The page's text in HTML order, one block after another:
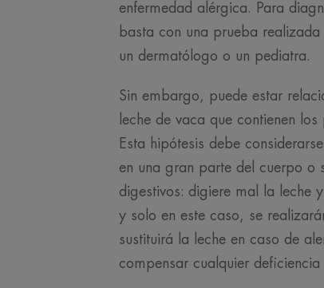
enfermedad alérgica. Para
basta con una prueba
un dermatólogo o un pediatra.
Sin embargo, puede estar
leche de vaca que contienen
Esta hipótesis debe
en una gran parte del cuerpo o
digestivos: digiere mal la leche
y solo en este caso, se
sustituirá la leche en caso de
compensar cualquier deficiencia